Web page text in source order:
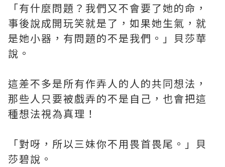
「有什麼問題？我們又不會要了她的命，
事後說成開玩笑就是了，如果她生氣，就
是她小器，有問題的不是我們。」貝莎華
說。
這差不多是所有作弄人的人的共同想法，
那些人只要被戲弄的不是自己，也會把這
種想法視為真理！
「對呀，所以三妹你不用畏首畏尾。」貝
莎碧說。